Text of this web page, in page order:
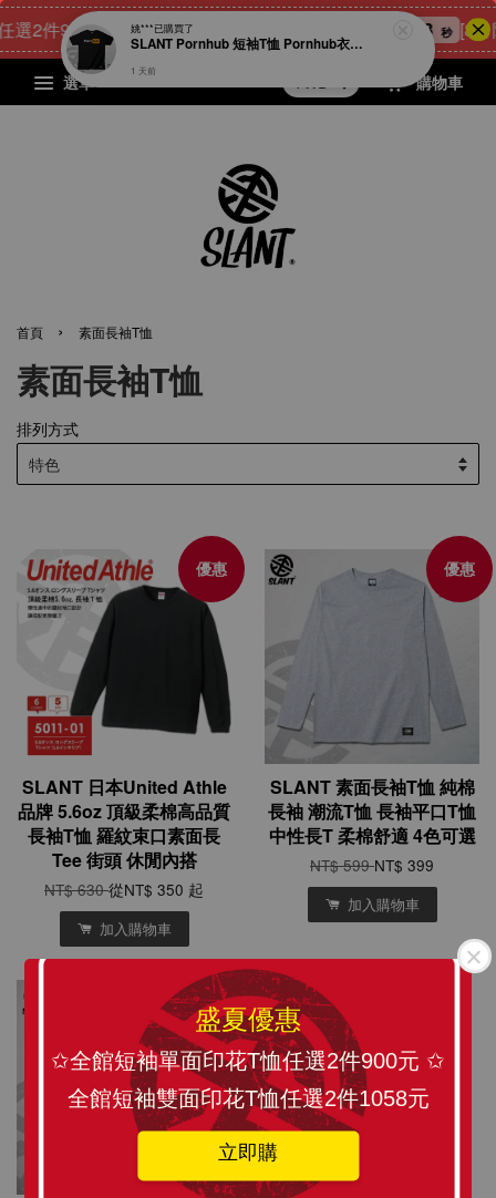
選2件900元 點我 立即購 43 秒 [8月
盛夏優惠
✩全館短袖單面印花T恤任選2件900元 ✩
全館短袖雙面印花T恤任選2件1058元
立即購
選單 購物車
首頁 › 素面長袖T恤
素面長袖T恤
排列方式
優惠
SLANT 日本United Athle
品牌 5.6oz 頂級柔棉高品質
長袖T恤 羅紋束口素面長
Tee 街頭 休閒內搭
NT$ 630從NT$ 350 起
加入購物車
優惠
SLANT 素面長袖T恤 純棉
長袖 潮流T恤 長袖平口T恤
中性長T 柔棉舒適 4色可選
NT$ 599NT$ 399
加入購物車
優惠
姚***已購買了
SLANT Pornhub 短袖T恤 Pornhub衣服 宅男專屬T恤 成人T恤 男人的T恤 很78的T恤 男人幫 限量出品
1 天前